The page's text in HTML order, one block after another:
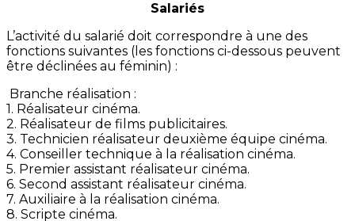
Salariés
L’activité du salarié doit correspondre à une des
fonctions suivantes (les fonctions ci-dessous peuvent
être déclinées au féminin) :
Branche réalisation :
1. Réalisateur cinéma.
2. Réalisateur de films publicitaires.
3. Technicien réalisateur deuxième équipe cinéma.
4. Conseiller technique à la réalisation cinéma.
5. Premier assistant réalisateur cinéma.
6. Second assistant réalisateur cinéma.
7. Auxiliaire à la réalisation cinéma.
8. Scripte cinéma.